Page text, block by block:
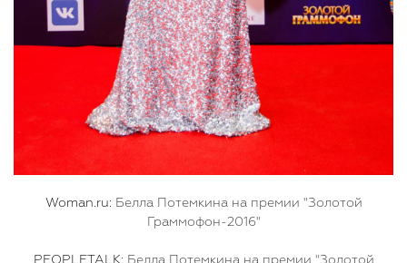
Woman.ru: Белла Потемкина на премии "Золотой
Граммофон-2016"
PEOPLETALK: Белла Потемкина на премии "Золотой